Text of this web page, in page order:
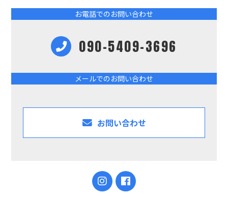
お電話でのお問い合わせ
090-5409-3696
メールでのお問い合わせ
お問い合わせ